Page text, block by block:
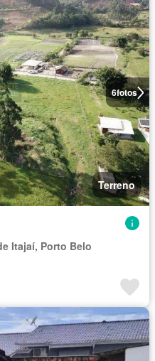
6fotos
Terreno
Itajaí, Porto Belo